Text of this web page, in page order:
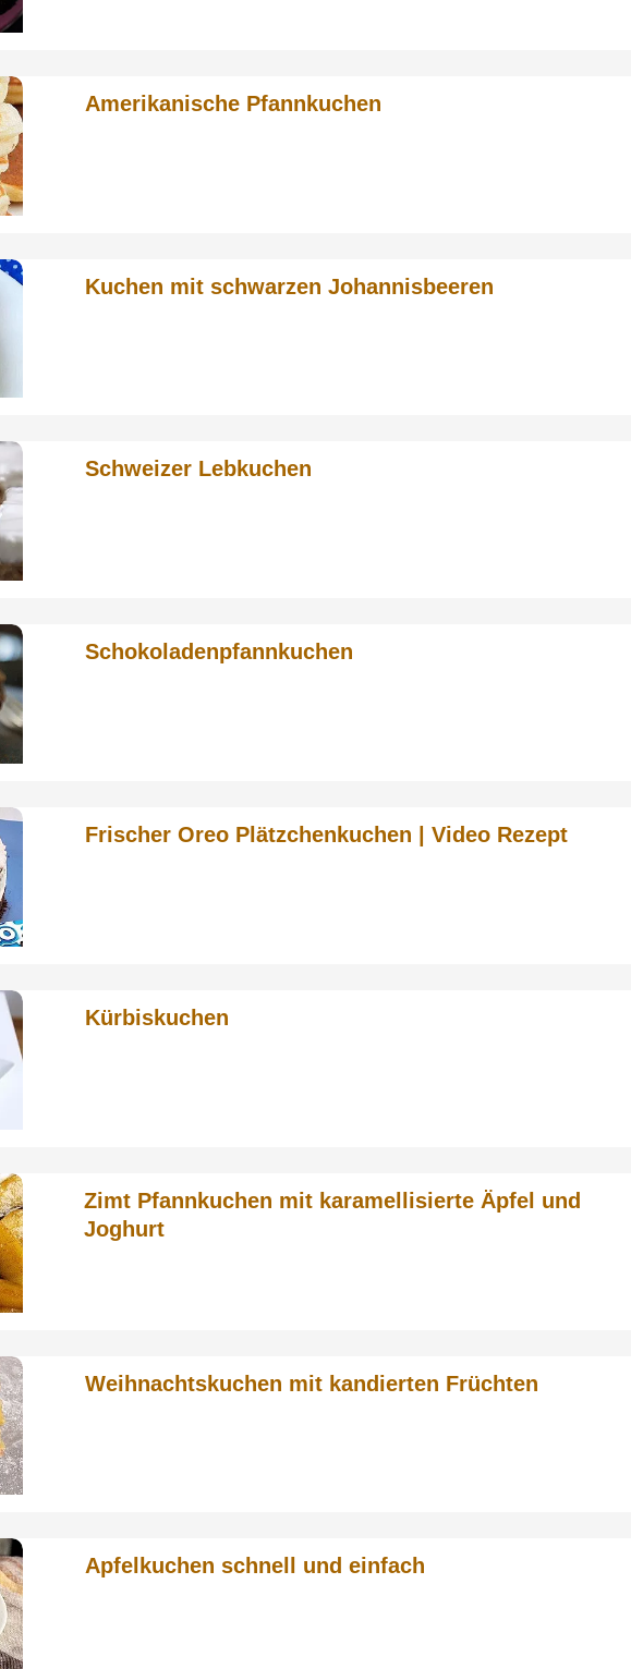
Amerikanische Pfannkuchen
Kuchen mit schwarzen Johannisbeeren
Schweizer Lebkuchen
Schokoladenpfannkuchen
Frischer Oreo Plätzchenkuchen | Video Rezept
Kürbiskuchen
Zimt Pfannkuchen mit karamellisierte Äpfel und
Joghurt
Weihnachtskuchen mit kandierten Früchten
Apfelkuchen schnell und einfach